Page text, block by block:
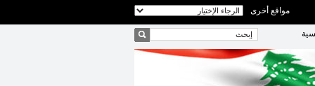
مواقع أخرى